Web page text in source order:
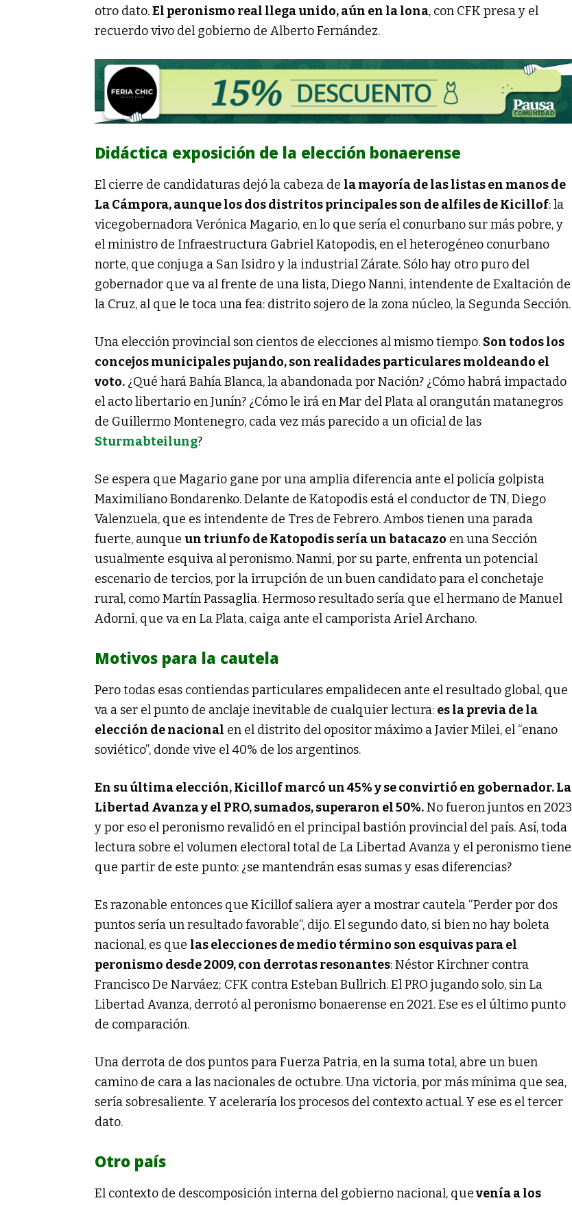
otro dato.El peronismo real llega unido, aún en la lona, con CFK presa y el
recuerdo vivo del gobierno de Alberto Fernández.
Didáctica exposición de la elección bonaerense
El cierre de candidaturas dejó la cabeza de la mayoría de las listas en manos de
La Cámpora, aunque los dos distritos principales son de alfiles de Kicillof: la
vicegobernadora Verónica Magario, en lo que sería el conurbano sur más pobre, y
el ministro de Infraestructura Gabriel Katopodis, en el heterogéneo conurbano
norte, que conjuga a San Isidro y la industrial Zárate. Sólo hay otro puro del
gobernador que va al frente de una lista, Diego Nanni, intendente de Exaltación de
la Cruz, al que le toca una fea: distrito sojero de la zona núcleo, la Segunda Sección.
Una elección provincial son cientos de elecciones al mismo tiempo. Son todos los
concejos municipales pujando, son realidades particulares moldeando el
voto. ¿Qué hará Bahía Blanca, la abandonada por Nación? ¿Cómo habrá impactado
el acto libertario en Junín? ¿Cómo le irá en Mar del Plata al orangután matanegros
de Guillermo Montenegro, cada vez más parecido a un oficial de las
Sturmabteilung?
Se espera que Magario gane por una amplia diferencia ante el policía golpista
Maximiliano Bondarenko. Delante de Katopodis está el conductor de TN, Diego
Valenzuela, que es intendente de Tres de Febrero. Ambos tienen una parada
fuerte, aunque un triunfo de Katopodis sería un batacazo en una Sección
usualmente esquiva al peronismo. Nanni, por su parte, enfrenta un potencial
escenario de tercios, por la irrupción de un buen candidato para el conchetaje
rural, como Martín Passaglia. Hermoso resultado sería que el hermano de Manuel
Adorni, que va en La Plata, caiga ante el camporista Ariel Archano.
Motivos para la cautela
Pero todas esas contiendas particulares empalidecen ante el resultado global, que
va a ser el punto de anclaje inevitable de cualquier lectura: es la previa de la
elección de nacional en el distrito del opositor máximo a Javier Milei, el “enano
soviético”, donde vive el 40% de los argentinos.
En su última elección, Kicillof marcó un 45% y se convirtió en gobernador. La
Libertad Avanza y el PRO, sumados, superaron el 50%.No fueron juntos en 2023
y por eso el peronismo revalidó en el principal bastión provincial del país. Así, toda
lectura sobre el volumen electoral total de La Libertad Avanza y el peronismo tiene
que partir de este punto: ¿se mantendrán esas sumas y esas diferencias?
Es razonable entonces que Kicillof saliera ayer a mostrar cautela “Perder por dos
puntos sería un resultado favorable”, dijo. El segundo dato, si bien no hay boleta
nacional, es que las elecciones de medio término son esquivas para el
peronismo desde 2009, con derrotas resonantes: Néstor Kirchner contra
Francisco De Narváez; CFK contra Esteban Bullrich. El PRO jugando solo, sin La
Libertad Avanza, derrotó al peronismo bonaerense en 2021. Ese es el último punto
de comparación.
Una derrota de dos puntos para Fuerza Patria, en la suma total, abre un buen
camino de cara a las nacionales de octubre. Una victoria, por más mínima que sea,
sería sobresaliente. Y aceleraría los procesos del contexto actual. Y ese es el tercer
dato.
Otro país
El contexto de descomposición interna del gobierno nacional, quevenía a los